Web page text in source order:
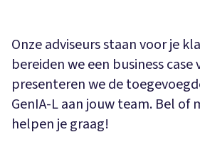
Onze adviseurs staan voor je
bereiden we een business case
presenteren we de
GenIA-L aan jouw team. Bel of
helpen je graag!